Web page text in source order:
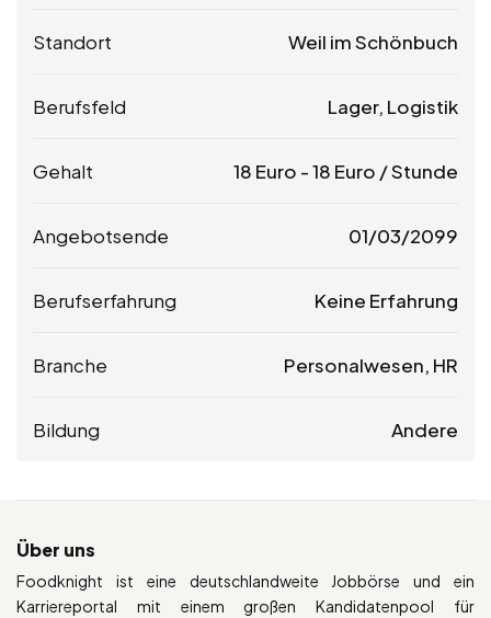
Standort Weil im Schönbuch
Berufsfeld Lager, Logistik
Gehalt 18 Euro -18 Euro / Stunde
Angebotsende 01/03/2099
Berufserfahrung Keine Erfahrung
Branche Personalwesen, HR
Bildung Andere
Über uns
Foodknight ist eine deutschlandweite Jobbörse und ein
Karriereportal mit einem großen Kandidatenpool für